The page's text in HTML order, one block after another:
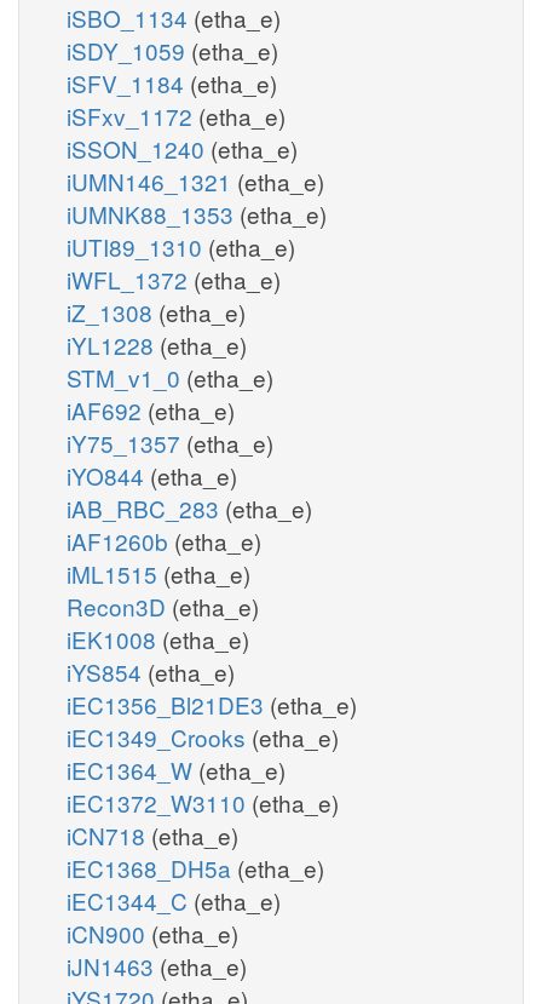
iSBO_1134 (etha_e)
iSDY_1059 (etha_e)
iSFV_1184 (etha_e)
iSFxv_1172 (etha_e)
iSSON_1240 (etha_e)
iUMN146_1321 (etha_e)
iUMNK88_1353 (etha_e)
iUTI89_1310 (etha_e)
iWFL_1372 (etha_e)
iZ_1308 (etha_e)
iYL1228 (etha_e)
STM_v1_0 (etha_e)
iAF692 (etha_e)
iY75_1357 (etha_e)
iYO844 (etha_e)
iAB_RBC_283 (etha_e)
iAF1260b (etha_e)
iML1515 (etha_e)
Recon3D (etha_e)
iEK1008 (etha_e)
iYS854 (etha_e)
iEC1356_Bl21DE3 (etha_e)
iEC1349_Crooks (etha_e)
iEC1364_W (etha_e)
iEC1372_W3110 (etha_e)
iCN718 (etha_e)
iEC1368_DH5a (etha_e)
iEC1344_C (etha_e)
iCN900 (etha_e)
iJN1463 (etha_e)